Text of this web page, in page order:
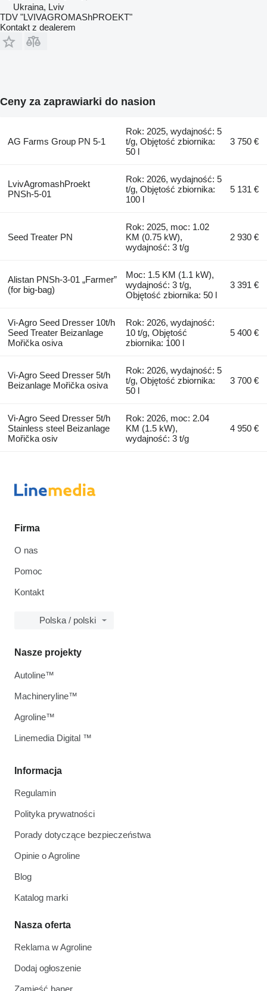
Ukraina, Lviv
TDV "LVIVAGROMAShPROEKT"
Kontakt z dealerem
Ceny za zaprawiarki do nasion
AG Farms Group PN 5-1
Rok: 2025, wydajność: 5
t/g, Objętość zbiornika:
50 l
3 750 €
LvivAgromashProekt
PNSh-5-01
Rok: 2026, wydajność: 5
t/g, Objętość zbiornika:
100 l
5 131 €
Seed Treater PN
Rok: 2025, moc: 1.02
KM (0.75 kW),
wydajność: 3 t/g
2 930 €
Alistan PNSh-3-01 „Farmer”
(for big-bag)
Moc: 1.5 KM (1.1 kW),
wydajność: 3 t/g,
Objętość zbiornika: 50 l
3 391 €
Vi-Agro Seed Dresser 10t/h
Seed Treater Beizanlage
Mořička osiva
Rok: 2026, wydajność:
10 t/g, Objętość
zbiornika: 100 l
5 400 €
Vi-Agro Seed Dresser 5t/h
Beizanlage Mořička osiva
Rok: 2026, wydajność: 5
t/g, Objętość zbiornika:
50 l
3 700 €
Vi-Agro Seed Dresser 5t/h
Stainless steel Beizanlage
Mořička osiv
Rok: 2026, moc: 2.04
KM (1.5 kW),
wydajność: 3 t/g
4 950 €
Firma
O nas
Pomoc
Kontakt
Polska / polski
Informacja
Regulamin
Polityka prywatności
Porady dotyczące bezpieczeństwa
Opinie o Agroline
Blog
Katalog marki
Nasza oferta
Reklama w Agroline
Dodaj ogłoszenie
Zamieść baner
Nasze projekty
Autoline™
Machineryline™
Agroline™
Linemedia Digital ™